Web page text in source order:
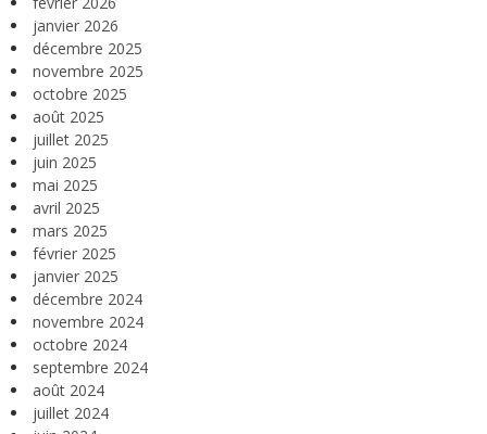
janvier 2026
décembre 2025
novembre 2025
octobre 2025
août 2025
juillet 2025
juin 2025
mai 2025
avril 2025
mars 2025
février 2025
janvier 2025
décembre 2024
novembre 2024
octobre 2024
septembre 2024
août 2024
juillet 2024